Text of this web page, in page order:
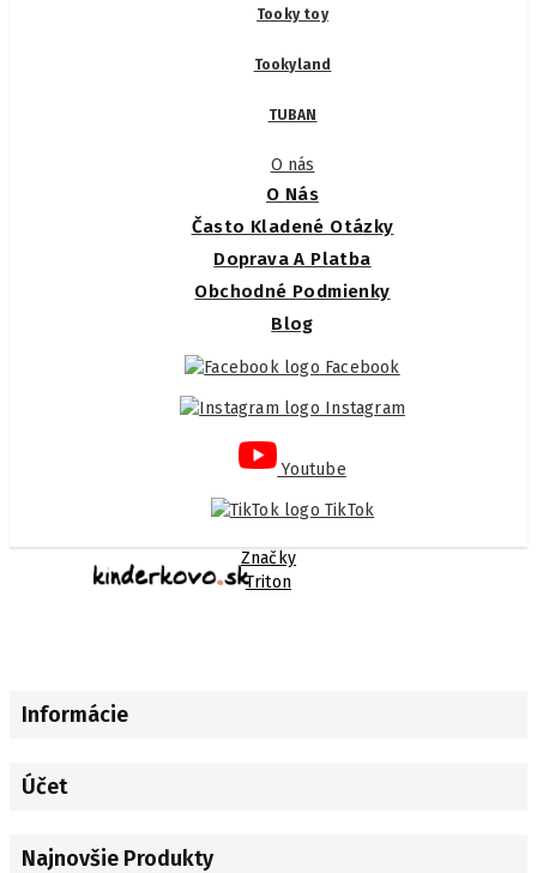
Tooky toy
Tookyland
TUBAN
O nás
O Nás
Často Kladené Otázky
Doprava A Platba
Obchodné Podmienky
Blog
Facebook
Instagram
Youtube
TikTok
Značky
Triton
Informácie
Účet
Najnovšie Produkty